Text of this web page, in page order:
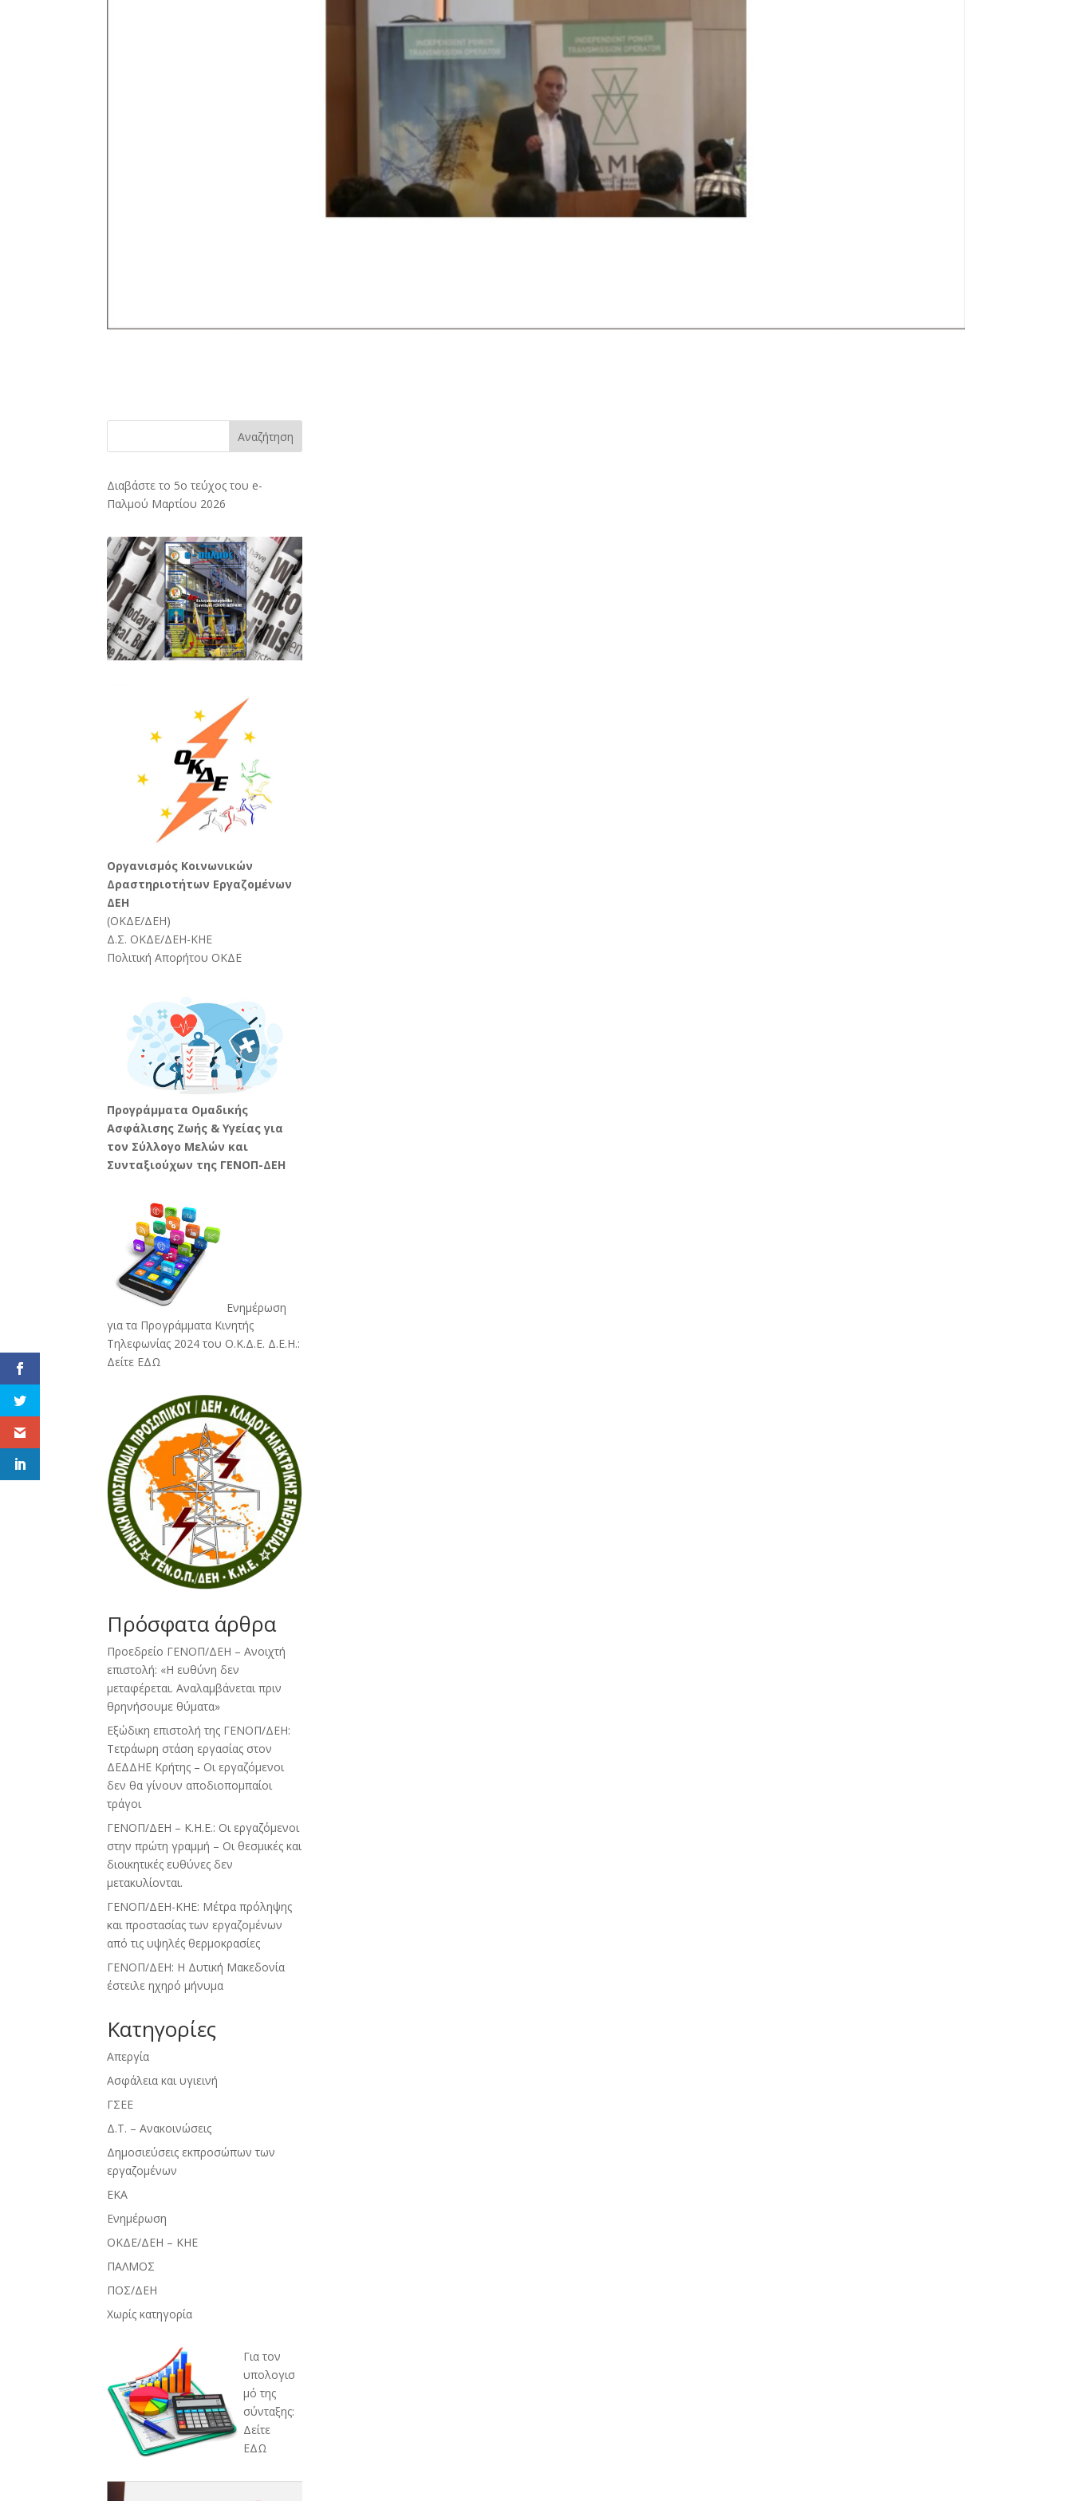
Αναζήτηση
Διαβάστε το 5ο τεύχος του e-
Παλμού Μαρτίου 2026
Oργανισμός Κοινωνικών
Δραστηριοτήτων Εργαζομένων
ΔΕΗ
(ΟΚΔΕ/ΔΕΗ)
Δ.Σ. ΟΚΔΕ/ΔΕΗ-ΚΗΕ
Πολιτική Απορήτου ΟΚΔΕ
Προγράμματα Ομαδικής
Ασφάλισης Ζωής & Υγείας για
τον Σύλλογο Μελών και
Συνταξιούχων της ΓΕΝΟΠ-ΔΕΗ
Ενημέρωση
για τα Προγράμματα Κινητής
Τηλεφωνίας 2024 του Ο.Κ.Δ.Ε. Δ.Ε.Η.:
Δείτε ΕΔΩ
Πρόσφατα άρθρα
Προεδρείο ΓΕΝΟΠ/ΔΕΗ – Ανοιχτή
επιστολή: «Η ευθύνη δεν
μεταφέρεται. Αναλαμβάνεται πριν
θρηνήσουμε θύματα»
Εξώδικη επιστολή της ΓΕΝΟΠ/ΔΕΗ:
Τετράωρη στάση εργασίας στον
ΔΕΔΔΗΕ Κρήτης – Οι εργαζόμενοι
δεν θα γίνουν αποδιοπομπαίοι
τράγοι
ΓΕΝΟΠ/ΔΕΗ – Κ.Η.Ε.: Οι εργαζόμενοι
στην πρώτη γραμμή – Οι θεσμικές και
διοικητικές ευθύνες δεν
μετακυλίονται.
ΓΕΝΟΠ/ΔΕΗ-ΚΗΕ: Μέτρα πρόληψης
και προστασίας των εργαζομένων
από τις υψηλές θερμοκρασίες
ΓΕΝΟΠ/ΔΕΗ: Η Δυτική Μακεδονία
έστειλε ηχηρό μήνυμα
Kατηγορίες
Απεργία
Ασφάλεια και υγιεινή
ΓΣΕΕ
Δ.Τ. – Ανακοινώσεις
Δημοσιεύσεις εκπροσώπων των
εργαζομένων
ΕΚΑ
Ενημέρωση
ΟΚΔΕ/ΔΕΗ – ΚΗΕ
ΠΑΛΜΟΣ
ΠΟΣ/ΔΕΗ
Χωρίς κατηγορία
Για τον
υπολογισ
μό της
σύνταξης:
Δείτε
ΕΔΩ